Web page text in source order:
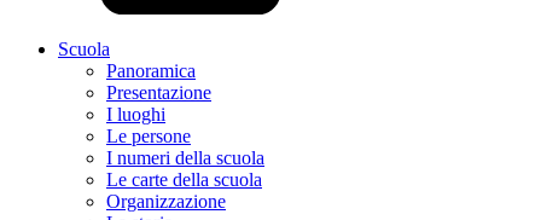
Scuola
Panoramica
Presentazione
I luoghi
Le persone
I numeri della scuola
Le carte della scuola
Organizzazione